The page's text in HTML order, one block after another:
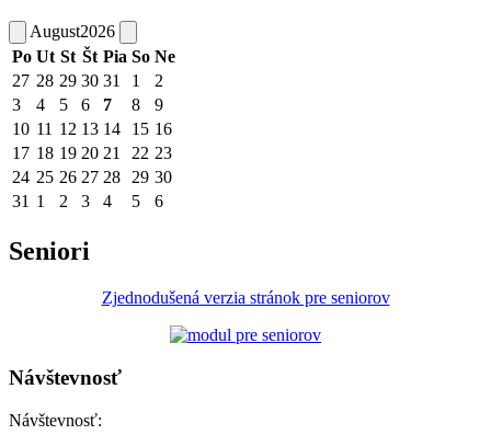
August2026
Po Ut St Št Pia So Ne
27 28 29 30 31 1
2
3
4 5 6 7 8
9
10 11 12 13 14 15 16
17 18 19 20 21 22 23
24 25 26 27 28 29 30
31 1 2 3 4 5 6
Seniori
Zjednodušená verzia stránok pre seniorov
Návštevnosť
Návštevnosť: